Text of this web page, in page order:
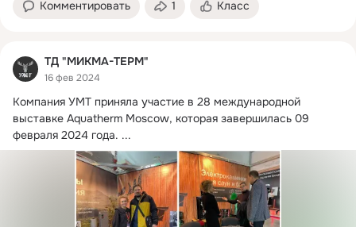
Комментировать 1 Класс
ТД "МИКМА-ТЕРМ"
16 фев 2024
Компания УМТ приняла участие в 28 международной
выставке Aquatherm Moscow, которая завершилась 09
февраля 2024 года. ...